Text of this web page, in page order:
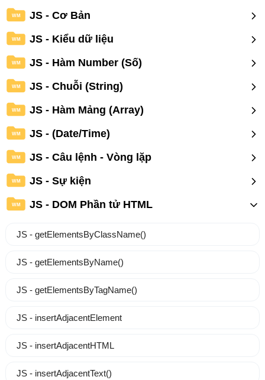
WM JS - Cơ Bản
WM JS - Kiểu dữ liệu
WM JS - Hàm Number (Số)
WM JS - Chuỗi (String)
WM JS - Hàm Mảng (Array)
WM JS - (Date/Time)
WM JS - Câu lệnh - Vòng lặp
WM JS - Sự kiện
WM JS - DOM Phần tử HTML
JS - getElementsByClassName()
JS - getElementsByName()
JS - getElementsByTagName()
JS - insertAdjacentElement
JS - insertAdjacentHTML
JS - insertAdjacentText()